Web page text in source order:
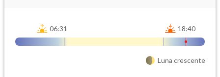
06:31 18:40
Luna crescente